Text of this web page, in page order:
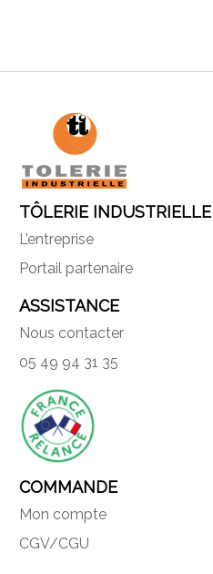
TÔLERIE INDUSTRIELLE
L’entreprise
Portail partenaire
ASSISTANCE
Nous contacter
05 49 94 31 35
COMMANDE
Mon compte
CGV/CGU